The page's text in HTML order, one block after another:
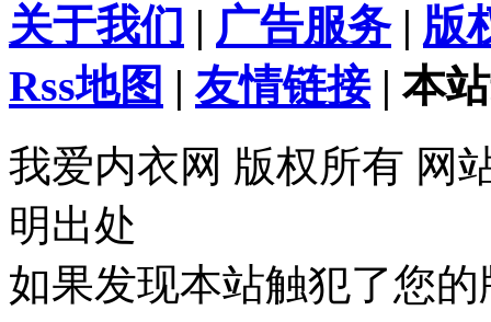
关于我们 | 广告服务| 版
Rss地图 |友情链接| 本
我爱内衣网 版权所有 网
明出处
如果发现本站触犯了您